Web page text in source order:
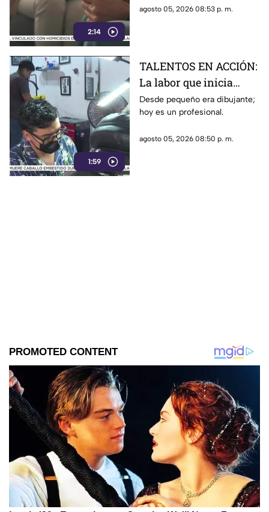
2:14
agosto 05, 2026 08:53 p. m.
1:59
TALENTOS EN ACCIÓN:
La labor que inicia
desde la creatividad
Desde pequeño era dibujante;
hoy es un profesional.
agosto 05, 2026 08:50 p. m.